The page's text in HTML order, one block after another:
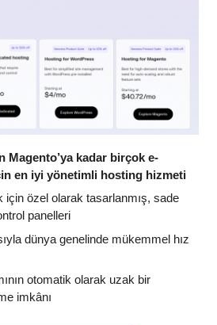
Magento’ya kadar birçok e-
en iyi yönetimli hosting hizmeti
özel olarak tasarlanmış, sade
panelleri
dünya genelinde mükemmel hız
otomatik olarak uzak bir
imkânı